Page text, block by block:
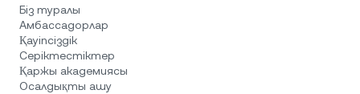
Біз туралы
Амбассадорлар
Қауіпсіздік
Серіктестіктер
Қаржы академиясы
Осалдықты ашу